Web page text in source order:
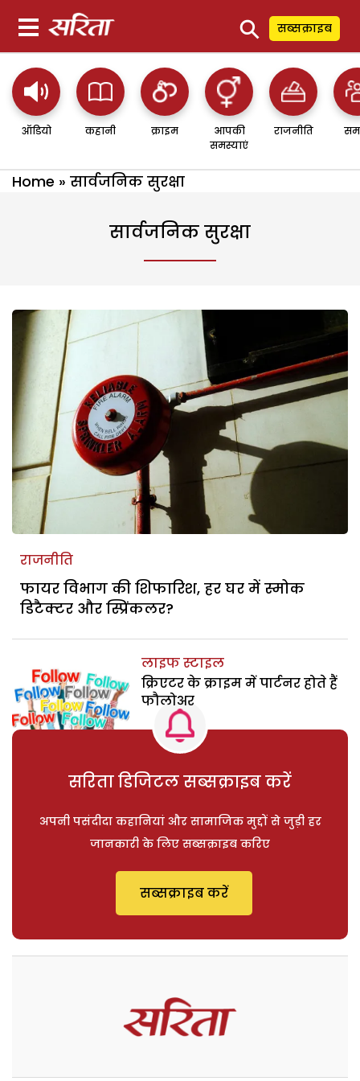
⚲ सब्सक्राइब
ऑडियो कहानी क्राइम
आपकी
समस्याएं
राजनीति
Home » सार्वजनिक सुरक्षा
सार्वजनिक सुरक्षा
राजनीति
फायर विभाग की शिफारिश, हर घर में स्मोक
डिटैक्टर और स्प्रिंकलर?
लाइफ स्टाइल
क्रिएटर के क्राइम में पार्टनर होते हैं
फौलोअर
सरिता डिजिटल सब्सक्राइब करें
अपनी पसंदीदा कहानियां और सामाजिक मुद्दों से जुड़ी हर
जानकारी के लिए सब्सक्राइब करिए
सब्सक्राइब करें